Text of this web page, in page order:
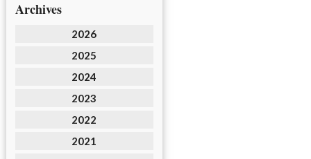
Archives
2026
2025
2024
2023
2022
2021